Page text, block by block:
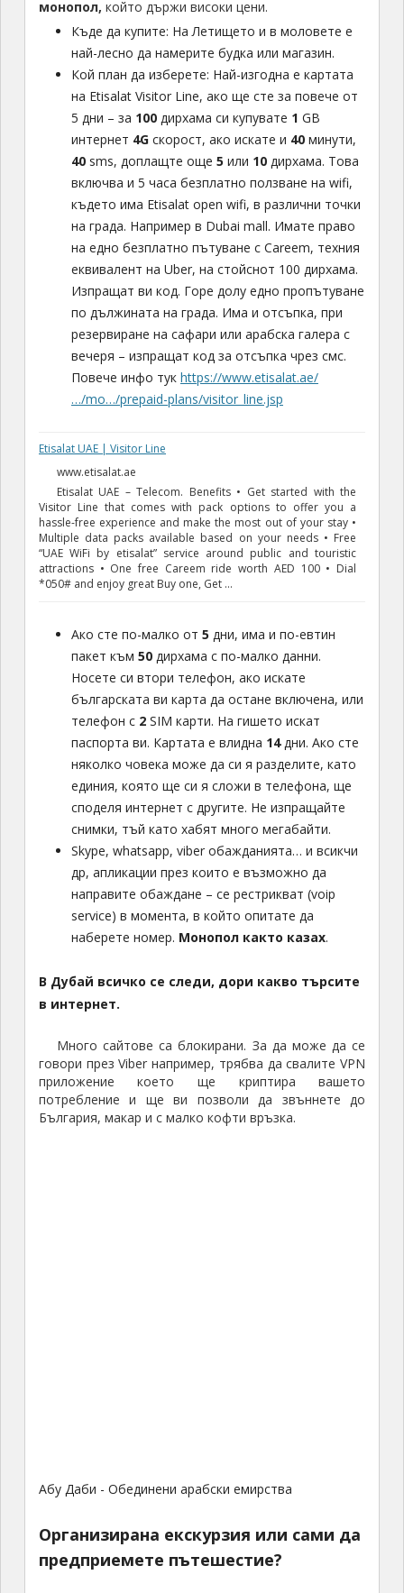
монопол, който държи високи цени.
Къде да купите: На Летището и в моловете е
най-лесно да намерите будка или магазин.
Кой план да изберете: Най-изгодна е картата
на Etisalat Visitor Line, ако ще сте за повече от
5 дни – за 100дирхама си купувате 1 GB
интернет 4Gскорост, ако искате и 40минути,
40sms, доплащте още 5 или 10дирхама. Това
включва и 5 часа безплатно ползване на wifi,
където има Etisalat open wifi, в различни точки
на града. Например в Dubai mall. Имате право
на едно безплатно пътуване с Careem, техния
еквивалент на Uber, на стойснот 100 дирхама.
Изпращат ви код. Горе долу едно пропътуване
по дължината на града. Има и отсъпка, при
резервиране на сафари или арабска галера с
вечеря – изпращат код за отсъпка чрез смс.
Повече инфо тук https://www.etisalat.ae/
…/mo…/prepaid-plans/visitor_line.jsp
Etisalat UAE | Visitor Line
www.etisalat.ae
Etisalat UAE – Telecom. Benefits • Get started with the
Visitor Line that comes with pack options to offer you a
hassle-free experience and make the most out of your stay •
Multiple data packs available based on your needs • Free
“UAE WiFi by etisalat” service around public and touristic
attractions • One free Careem ride worth AED 100 • Dial
*050# and enjoy great Buy one, Get …
Ако сте по-малко от 5 дни, има и по-евтин
пакет към 50дирхама с по-малко данни.
Носете си втори телефон, ако искате
българската ви карта да остане включена, или
телефон с 2SIM карти. На гишето искат
паспорта ви. Картата е влидна 14дни. Ако сте
няколко човека може да си я разделите, като
единия, която ще си я сложи в телефона, ще
споделя интернет с другите. Не изпращайте
снимки, тъй като хабят много мегабайти.
Skype, whatsapp, viber обажданията… и всикчи
др, апликации през които е възможно да
направите обаждане – се рестрикват (voip
service) в момента, в който опитате да
наберете номер. Монопол както казах.
В Дубай всичко се следи, дори какво търсите
в интернет.
Много сайтове са блокирани. За да може да се
говори през Viber например, трябва да свалите VPN
приложение което ще криптира вашето
потребление и ще ви позволи да звъннете до
България, макар и с малко кофти връзка.
Абу Даби - Обединени арабски емирства
Организирана екскурзия или сами да
предприемете пътешестие?